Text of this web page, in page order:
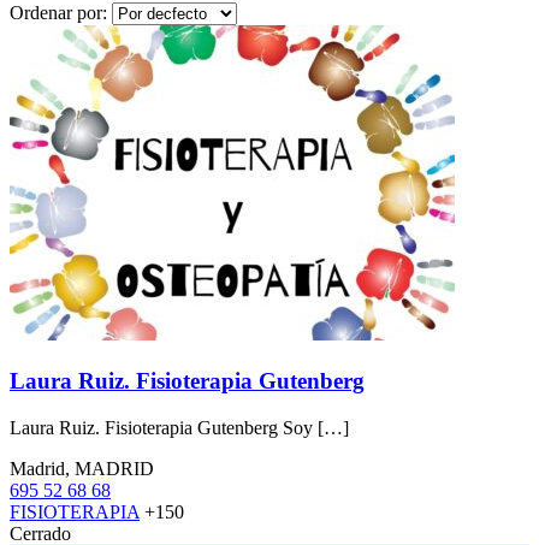
Ordenar por:
Laura Ruiz. Fisioterapia Gutenberg
Laura Ruiz. Fisioterapia Gutenberg Soy […]
Madrid, MADRID
695 52 68 68
FISIOTERAPIA +150
Cerrado